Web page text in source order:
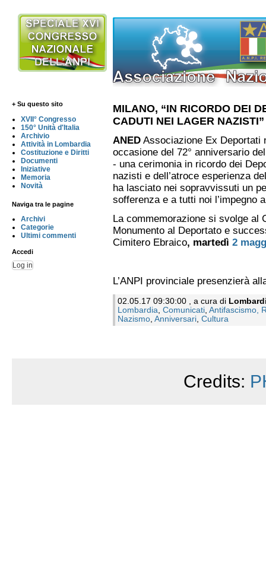
+ Su questo sito
XVII° Congresso
150° Unità d'Italia
Archivio
Attività in Lombardia
Costituzione e Diritti
Documenti
Iniziative
Memoria
Novità
Naviga tra le pagine
Archivi
Categorie
Ultimi commenti
Accedi
Log in
MILANO, “IN RICORDO DEI
CADUTI NEI LAGER NAZISTI”
ANED Associazione Ex Deportati
occasione del 72° anniversario
- una cerimonia in ricordo dei
nazisti e dell’atroce esperienza
ha lasciato nei sopravvissuti un
sofferenza e a tutti noi l’impegno
La commemorazione si svolge al
Monumento al Deportato e
Cimitero Ebraico, martedì 2
L’ANPI provinciale presenzierà
02.05.17 09:30:00 , a cura di
Lombardia Comunicati Antifascismo,
Nazismo Anniversari Cultura
Credits: